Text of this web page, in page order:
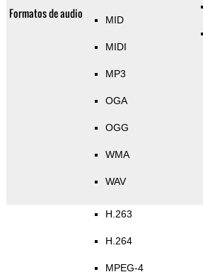
Formatos de audio MID
MIDI
MP3
OGA
OGG
WMA
WAV
H.263
H.264
MPEG-4